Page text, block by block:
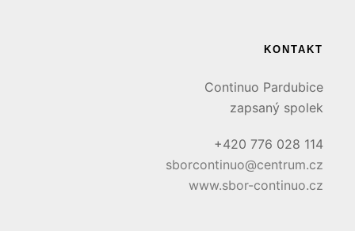
KONTAKT
Continuo Pardubice
zapsaný spolek
+420 776 028 114
sborcontinuo@centrum.cz
www.sbor-continuo.cz